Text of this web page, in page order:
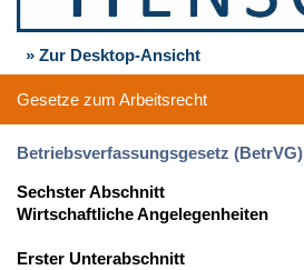
» Zur Desktop-Ansicht
Gesetze zum Arbeitsrecht
Betriebsverfassungsgesetz (BetrVG)
Sechster Abschnitt
Wirtschaftliche Angelegenheiten
Erster Unterabschnitt